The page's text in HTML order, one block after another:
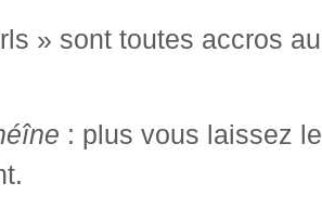
» sont toutes accros au
: plus vous laissez le